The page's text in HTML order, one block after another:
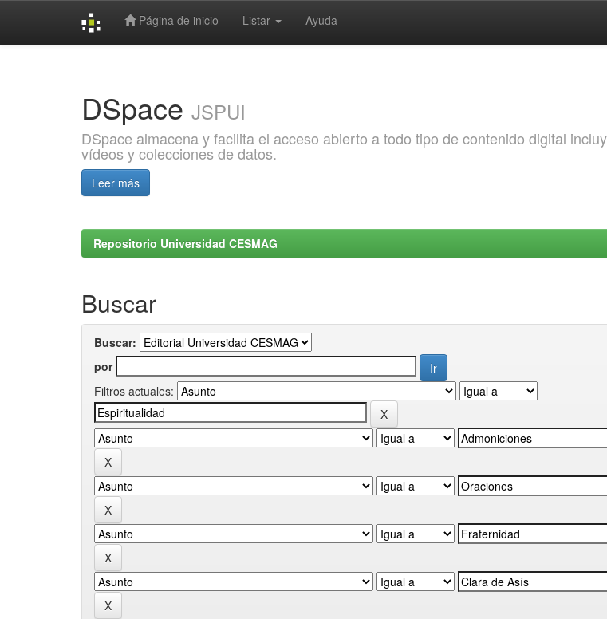
Página de inicio Listar Ayuda
DSpace JSPUI
DSpace almacena y facilita el acceso abierto a todo tipo de contenido digital
vídeos y colecciones de datos.
Leer más
Repositorio Universidad CESMAG
Buscar
Buscar:
por
Filtros actuales: